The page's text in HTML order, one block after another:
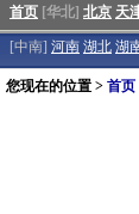
首页 [华北] 北京 天
[中南] 河南 湖北 湖
您现在的位置 > 首页